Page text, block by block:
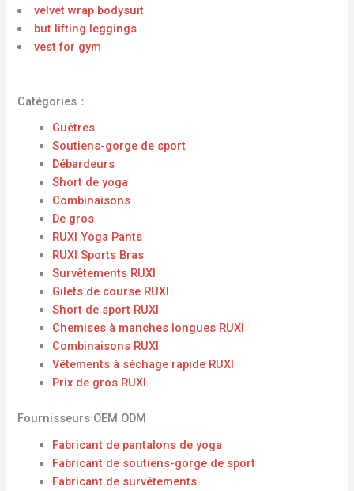
velvet wrap bodysuit
but lifting leggings
vest for gym
Catégories：
Guêtres
Soutiens-gorge de sport
Débardeurs
Short de yoga
Combinaisons
De gros
RUXI Yoga Pants
RUXI Sports Bras
Survêtements RUXI
Gilets de course RUXI
Short de sport RUXI
Chemises à manches longues RUXI
Combinaisons RUXI
Vêtements à séchage rapide RUXI
Prix ​​de gros RUXI
Fournisseurs OEM ODM
Fabricant de pantalons de yoga
Fabricant de soutiens-gorge de sport
Fabricant de survêtements